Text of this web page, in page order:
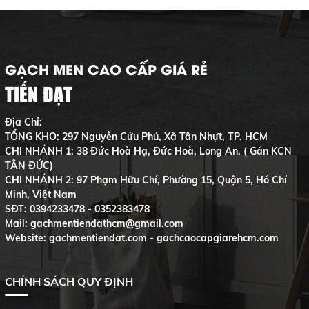
thuộc vào chất liệu, thương hiệu
bảng giá mới nhất, đồng thời gợi
ý địa chỉ mua uy tín để tối ưu chi
phí và đảm bảo chất lượng cho
sản phẩm chất lượng cùng mức
nhanh chóng, Tiến Đạt luôn là
lựa chọn đáng tin cậy cho mọi
GẠCH MEN CAO CẤP GIÁ RẺ
TIẾN ĐẠT
Địa Chỉ:
TỔNG KHO: 297 Nguyễn Cửu Phú, Xã Tân Nhựt, TP. HCM
CHI NHÁNH 1: 38 Đức Hoà Hạ, Đức Hoà, Long An. ( Gần KCN
TÂN ĐỨC)
CHI NHÁNH 2: 97 Phạm Hữu Chí, Phường 15, Quận 5, Hồ Chí
Minh, Việt Nam
SĐT: 0394233478 - 0352383478
Mail: gachmentiendathcm@gmail.com
Website: gachmentiendat.com - gachcaocapgiarehcm.com
CHÍNH SÁCH QUY ĐỊNH